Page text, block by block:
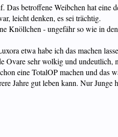
betroffene Weibchen hat eine
leicht denken, es sei trächtig.
Knöllchen - ungefähr so wie in
etwa habe ich das machen
sehr wolkig und
eine TotalOP machen und das
Jahre gut leben kann. Nur Junge